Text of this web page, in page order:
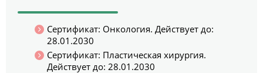
Сертификат: Онкология. Действует до:
28.01.2030
Сертификат: Пластическая хирургия.
Действует до: 28.01.2030